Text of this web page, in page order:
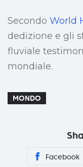
Secondo World
dedizione e gli
fluviale
mondiale.
MONDO
Facebook